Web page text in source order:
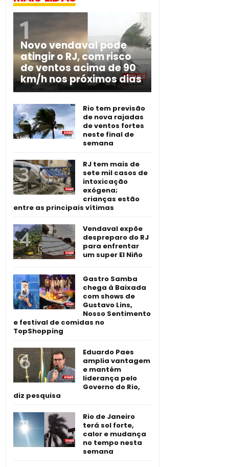
Novo vendaval pode
atingir o RJ, com risco
de ventos acima de 90
km/h nos próximos dias
Rio tem previsão
de nova rajadas
de ventos fortes
neste final de
semana
RJ tem mais de
sete mil casos de
intoxicação
exógena;
crianças estão
entre as principais vítimas
Vendaval expõe
despreparo do RJ
para enfrentar
um super El Niño
Gastro Samba
chega à Baixada
com shows de
Gustavo Lins,
Nosso Sentimento
e festival de comidas no
TopShopping
Eduardo Paes
amplia vantagem
e mantém
liderança pelo
Governo do Rio,
diz pesquisa
Rio de Janeiro
terá sol forte,
calor e mudança
no tempo nesta
semana